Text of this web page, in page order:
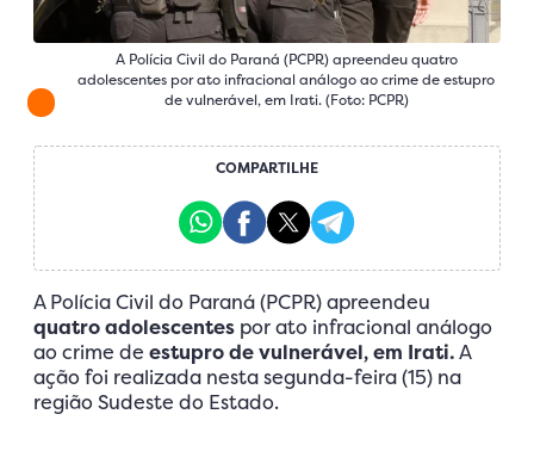
A Polícia Civil do Paraná (PCPR) apreendeu quatro
adolescentes por ato infracional análogo ao crime de estupro
de vulnerável, em Irati. (Foto: PCPR)
COMPARTILHE
A Polícia Civil do Paraná (PCPR) apreendeu
quatro adolescentes por ato infracional análogo
ao crime de estupro de vulnerável, em Irati.A
ação foi realizada nesta segunda-feira (15) na
região Sudeste do Estado.